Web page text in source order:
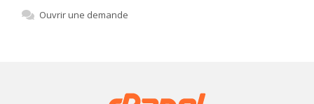
Ouvrir une demande